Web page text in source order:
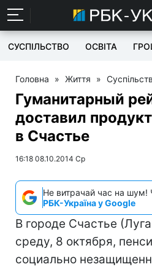
СУСПІЛЬСТВО ОСВІТА
Головна » Життя »
Гуманитарный
доставил
в Счастье
16:18 08.10.2014 Ср
Не витрачай час на шум!
РБК-Україна у Google
В городе Счастье
среду, 8 октября,
социально